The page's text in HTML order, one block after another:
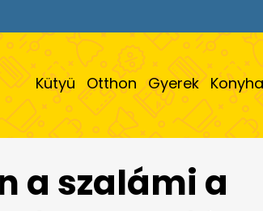
Kütyü Otthon Gyerek Konyha
a szalámi a